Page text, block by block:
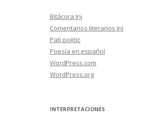
Bitácora Jnj
Comentarios literarios Jnj
Pati poètic
Poesía en español
WordPress.com
WordPress.org
INTERPRETACIONES